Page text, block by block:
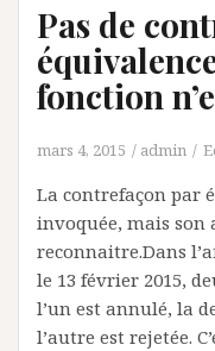
Pas de
fonction
mars 4, 2015 admin
La contrefaçon par
invoquée, mais son
reconnaitre.Dans
le 13 février 2015,
l’un est annulé, la
l’autre est rejetée.